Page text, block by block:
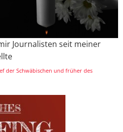
Journalisten seit meiner
der Schwäbischen und früher des